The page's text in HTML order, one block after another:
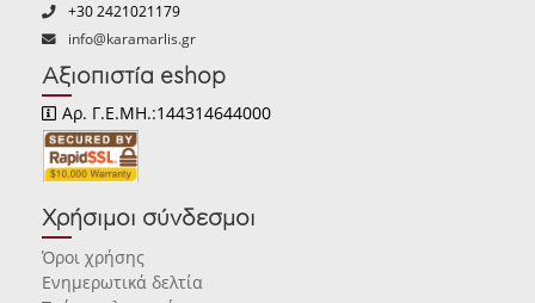
+30 2421021179
info@karamarlis.gr
Αξιοπιστία eshop
Αρ. Γ.Ε.ΜΗ.:144314644000
Χρήσιμοι σύνδεσμοι
Όροι χρήσης
Ενημερωτικά δελτία